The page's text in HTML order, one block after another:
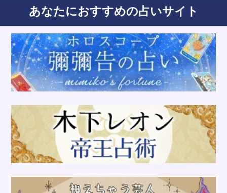
あなたにおすすめの占いサイト